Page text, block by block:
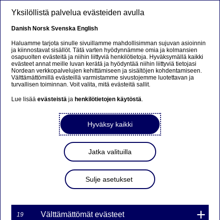
Beklager...
Siden findes desværre ikke på dansk
Bliv på siden|Fortsæt til en relateret side på dansk
Nordea Bank Oyj: Omien
osakkeiden takaisinosto
27.01.2023
Yksilöllistä palvelua evästeiden avulla
Danish Norsk Svenska English
Haluamme tarjota sinulle sivuillamme mahdollisimman sujuvan asioinnin
ja kiinnostavat sisällöt. Tätä varten hyödynnämme omia ja kolmansien
osapuolten evästeitä ja niihin liittyviä henkilötietoja. Hyväksymällä kaikki
evästeet annat meille luvan kerätä ja hyödyntää niihin liittyviä tietojasi
Nordean verkkopalvelujen kehittämiseen ja sisältöjen kohdentamiseen.
Välttämättömillä evästeillä varmistamme sivustojemme luotettavan ja
turvallisen toiminnan. Voit valita, mitä evästeitä sallit.
Lue lisääevästeistä ja henkilötietojen käytöstä.
Hyväksy kaikki
Jatka valituilla
Sulje asetukset
19 Välttämättömät evästeet